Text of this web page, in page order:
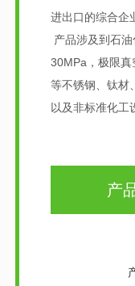
进出口的综合企
产品涉及到石
30MPa，极限
等不锈钢、钛材
以及非标准化工
产